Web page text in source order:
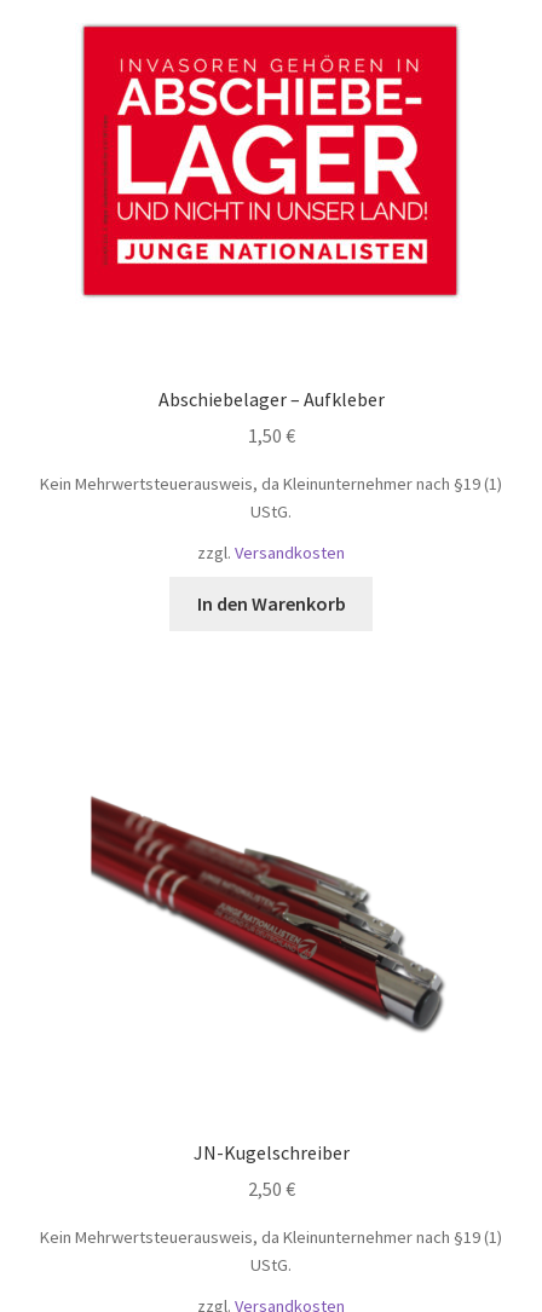
Abschiebelager – Aufkleber
1,50 €
Kein Mehrwertsteuerausweis, da Kleinunternehmer nach §19 (1)
UStG.
zzgl. Versandkosten
In den Warenkorb
JN-Kugelschreiber
2,50 €
Kein Mehrwertsteuerausweis, da Kleinunternehmer nach §19 (1)
UStG.
zzgl. Versandkosten